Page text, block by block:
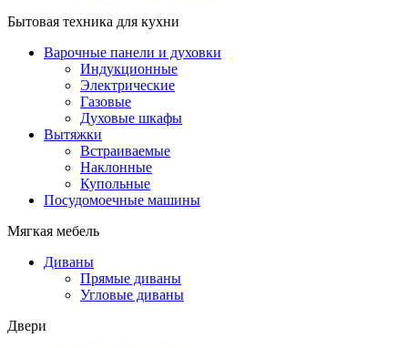
Бытовая техника для кухни
Варочные панели и духовки
Индукционные
Электрические
Газовые
Духовые шкафы
Вытяжки
Встраиваемые
Наклонные
Купольные
Посудомоечные машины
Мягкая мебель
Диваны
Прямые диваны
Угловые диваны
Двери